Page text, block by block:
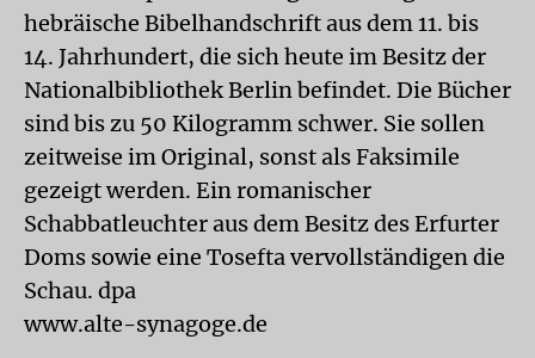
hebräische Bibelhandschrift aus dem 11. bis
14. Jahrhundert, die sich heute im Besitz der
Nationalbibliothek Berlin befindet. Die Bücher
sind bis zu 50 Kilogramm schwer. Sie sollen
zeitweise im Original, sonst als Faksimile
gezeigt werden. Ein romanischer
Schabbatleuchter aus dem Besitz des Erfurter
Doms sowie eine Tosefta vervollständigen die
Schau. dpa
www.alte-synagoge.de